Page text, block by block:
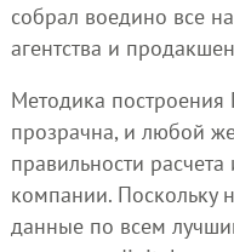
собрал воедино все
агентства и
Методика
прозрачна, и любой
правильности
компании. Поскольку
данные по всем